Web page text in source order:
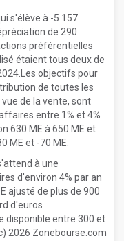
s'élève à -5 157
de 290
préférentielles
étaient tous deux de
objectifs pour
de toutes les
de la vente, sont
entre 1% et 4%
630 ME à 650 ME et
ME et -70 ME.
à une
d'environ 4% par an
ajusté de plus de 900
d'euros
disponible entre 300 et
2026 Zonebourse.com